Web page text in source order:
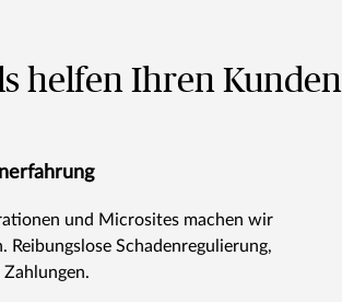
helfen Ihren Kunden
und Microsites machen wir
Reibungslose Schadenregulierung,